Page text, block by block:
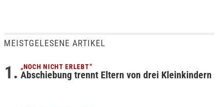
MEISTGELESENE ARTIKEL
„NOCH NICHT ERLEBT“
Abschiebung trennt Eltern von drei Kleinkindern